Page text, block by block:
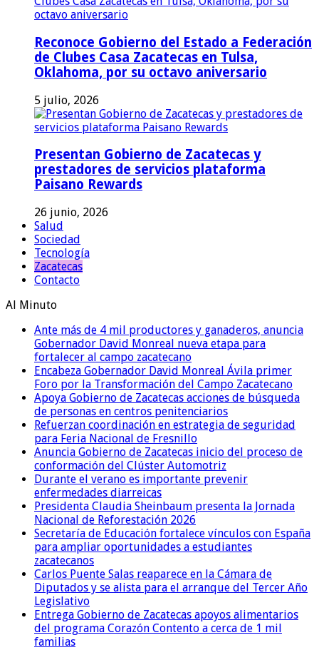
Reconoce Gobierno del Estado a Federación
de Clubes Casa Zacatecas en Tulsa,
Oklahoma, por su octavo aniversario
5 julio, 2026
Presentan Gobierno de Zacatecas y
prestadores de servicios plataforma
Paisano Rewards
26 junio, 2026
Salud
Sociedad
Tecnología
Zacatecas
Contacto
Al Minuto
Ante más de 4 mil productores y ganaderos, anuncia
Gobernador David Monreal nueva etapa para
fortalecer al campo zacatecano
Encabeza Gobernador David Monreal Ávila primer
Foro por la Transformación del Campo Zacatecano
Apoya Gobierno de Zacatecas acciones de búsqueda
de personas en centros penitenciarios
Refuerzan coordinación en estrategia de seguridad
para Feria Nacional de Fresnillo
Anuncia Gobierno de Zacatecas inicio del proceso de
conformación del Clúster Automotriz
Durante el verano es importante prevenir
enfermedades diarreicas
Presidenta Claudia Sheinbaum presenta la Jornada
Nacional de Reforestación 2026
Secretaría de Educación fortalece vínculos con España
para ampliar oportunidades a estudiantes
zacatecanos
Carlos Puente Salas reaparece en la Cámara de
Diputados y se alista para el arranque del Tercer Año
Legislativo
Entrega Gobierno de Zacatecas apoyos alimentarios
del programa Corazón Contento a cerca de 1 mil
familias